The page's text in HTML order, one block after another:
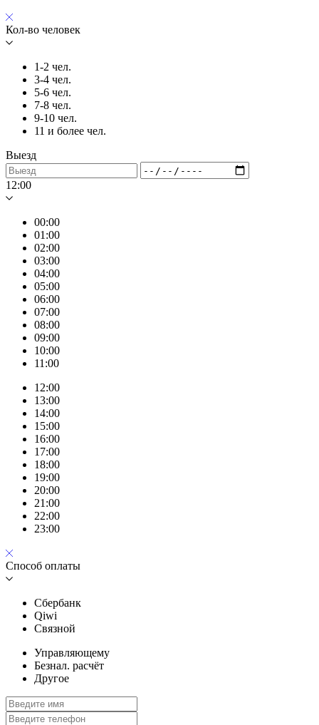
Кол-во человек
1-2 чел.
3-4 чел.
5-6 чел.
7-8 чел.
9-10 чел.
11 и более чел.
Выезд
12:00
00:00
01:00
02:00
03:00
04:00
05:00
06:00
07:00
08:00
09:00
10:00
11:00
12:00
13:00
14:00
15:00
16:00
17:00
18:00
19:00
20:00
21:00
22:00
23:00
Способ оплаты
Сбербанк
Qiwi
Связной
Управляющему
Безнал. расчёт
Другое